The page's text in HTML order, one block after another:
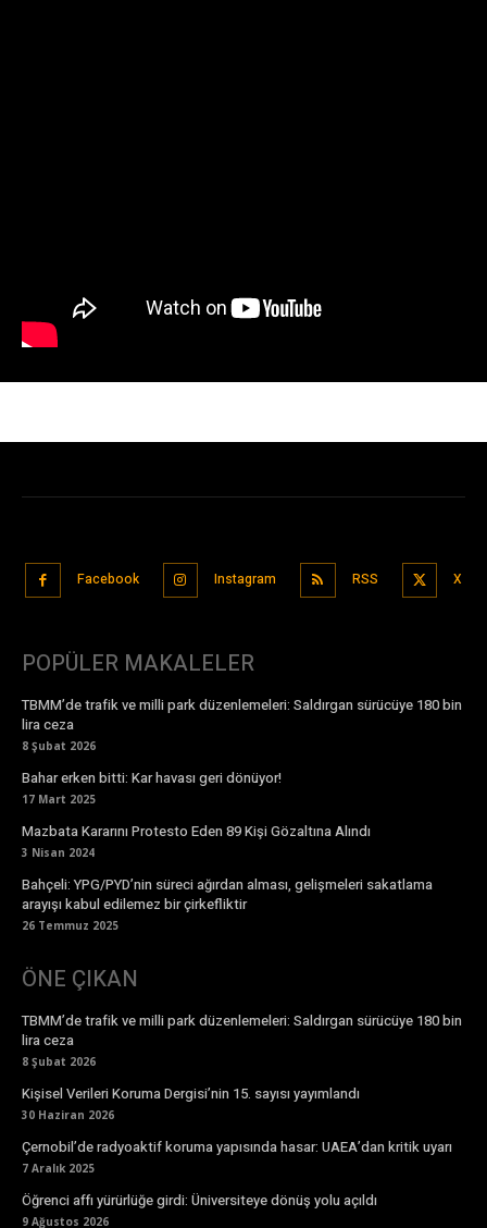
Facebook Instagram RSS X
POPÜLER MAKALELER
TBMM’de trafik ve milli park düzenlemeleri: Saldırgan sürücüye 180 bin
lira ceza
8 Şubat 2026
Bahar erken bitti: Kar havası geri dönüyor!
17 Mart 2025
Mazbata Kararını Protesto Eden 89 Kişi Gözaltına Alındı
3 Nisan 2024
Bahçeli: YPG/PYD’nin süreci ağırdan alması, gelişmeleri sakatlama
arayışı kabul edilemez bir çirkefliktir
26 Temmuz 2025
ÖNE ÇIKAN
TBMM’de trafik ve milli park düzenlemeleri: Saldırgan sürücüye 180 bin
lira ceza
8 Şubat 2026
Kişisel Verileri Koruma Dergisi’nin 15. sayısı yayımlandı
30 Haziran 2026
Çernobil’de radyoaktif koruma yapısında hasar: UAEA’dan kritik uyarı
7 Aralık 2025
Öğrenci affı yürürlüğe girdi: Üniversiteye dönüş yolu açıldı
9 Ağustos 2026